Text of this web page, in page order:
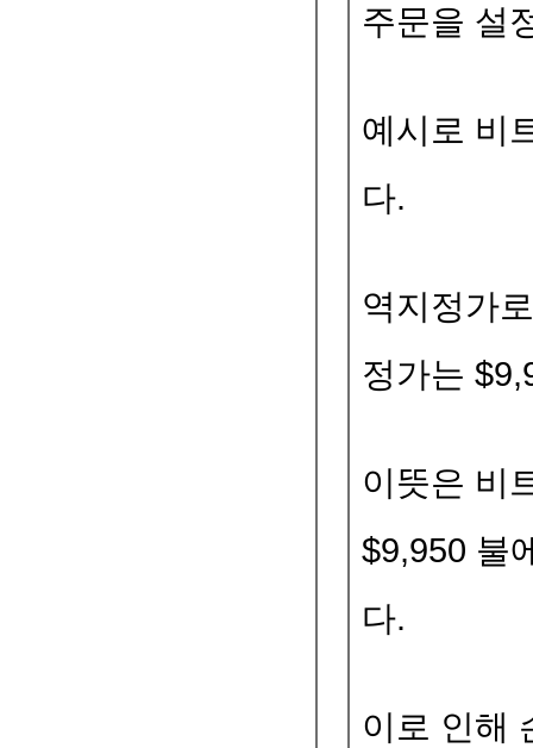
주문을 설
예시로 비
다.
역지정가
정가는
이뜻은 비
$9,950 불
다.
이로 인해